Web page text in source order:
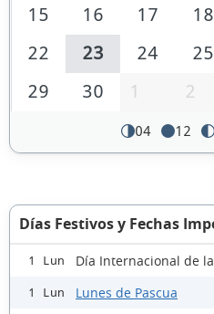
15
16 17 18
22
23 24 25
29
30 1 2
04 12
Días Festivos y Fechas
1 Lun Día Internacional de
1 Lun Lunes de Pascua